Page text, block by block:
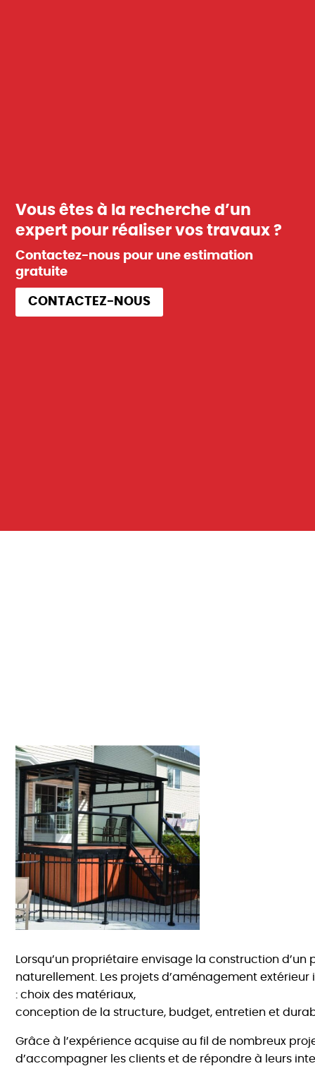
Vous êtes à la recherche d’un
expert pour réaliser vos travaux ?
Contactez-nous pour une estimation
gratuite
CONTACTEZ-NOUS
Lorsqu’un propriétaire envisage la construction
naturellement. Les projets d’aménagement
: choix des matériaux,
conception de la structure, budget, entretien et
Grâce à l’expérience acquise au fil de nombreux
d’accompagner les clients et de répondre à leurs